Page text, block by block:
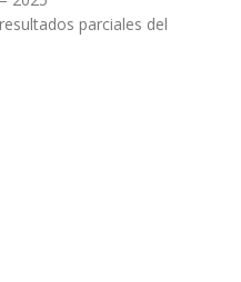
parciales del